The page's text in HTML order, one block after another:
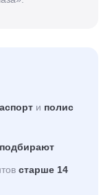
и полис
старше 14